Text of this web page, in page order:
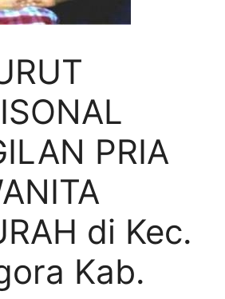
PRIA
di Kec.
Kab.